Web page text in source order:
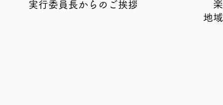
​実行委員長からのご挨拶
地